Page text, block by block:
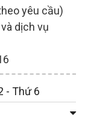
yêu cầu)
dịch vụ
- Thứ 6